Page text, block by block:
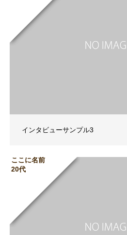
インタビューサンプル3
ここに名前
20代